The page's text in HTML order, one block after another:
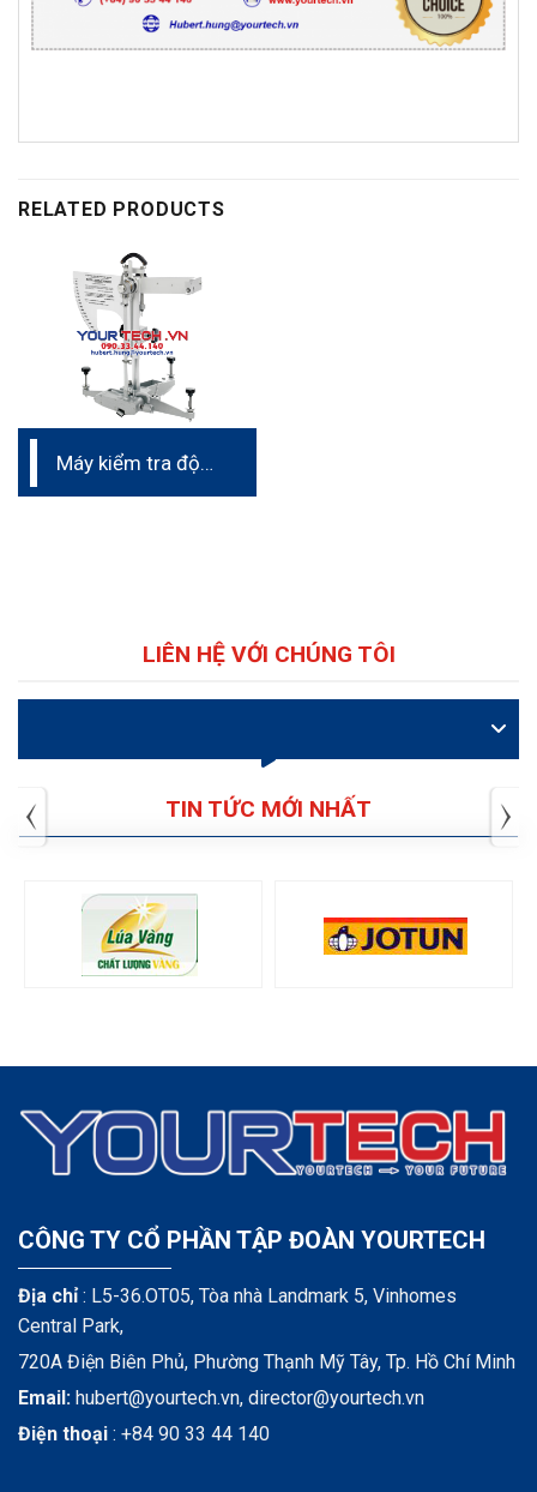
RELATED PRODUCTS
Máy kiểm tra độ
LIÊN HỆ VỚI CHÚNG TÔI
TIN TỨC MỚI NHẤT
CÔNG TY CỔ PHẦN TẬP ĐOÀN YOURTECH
Địa chỉ: L5-36.OT05, Tòa nhà Landmark 5, Vinhomes
Central Park,
720A Điện Biên Phủ, Phường Thạnh Mỹ Tây, Tp. Hồ Chí Minh
Email: hubert@yourtech.vn, director@yourtech.vn
Điện thoại : +84 90 33 44 140